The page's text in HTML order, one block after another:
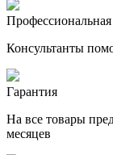
Профессиональная
Консультанты
Гарантия
На все товары
месяцев